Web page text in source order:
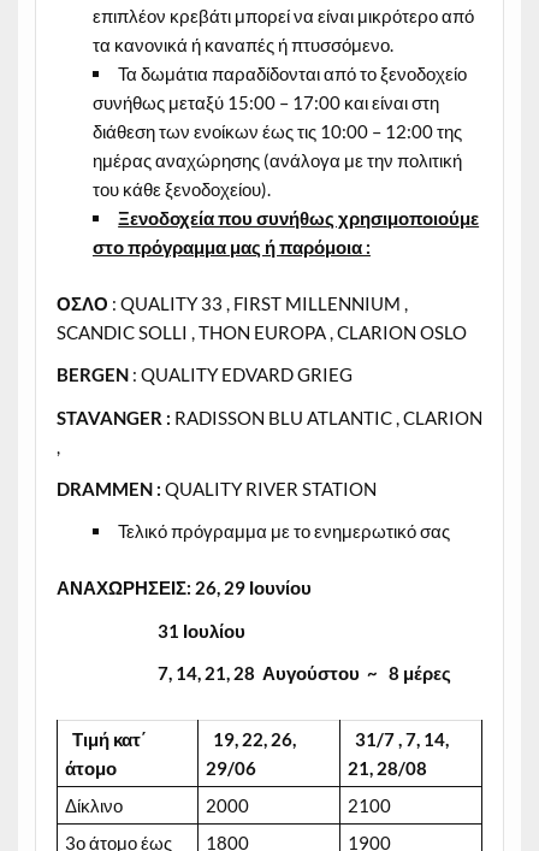
επιπλέον κρεβάτι μπορεί να είναι μικρότερο από
τα κανονικά ή καναπές ή πτυσσόμενο.
Τα δωμάτια παραδίδονται από το ξενοδοχείο
συνήθως μεταξύ 15:00 – 17:00 και είναι στη
διάθεση των ενοίκων έως τις 10:00 – 12:00 της
ημέρας αναχώρησης (ανάλογα με την πολιτική
του κάθε ξενοδοχείου).
Ξενοδοχεία που συνήθως χρησιμοποιούμε
στο πρόγραμμα μας ή παρόμοια :
ΟΣΛΟ : QUALITY 33 , FIRST MILLENNIUM ,
SCANDIC SOLLI , THON EUROPA , CLARION OSLO
BERGEN: QUALITY EDVARD GRIEG
STAVANGER : RADISSON BLU ATLANTIC , CLARION
,
DRAMMEN : QUALITY RIVER STATION
Τελικό πρόγραμμα με το ενημερωτικό σας
ΑΝΑΧΩΡΗΣΕΙΣ: 26, 29 Ιουνίου
31 Ιουλίου
7, 14, 21, 28 Αυγούστου ~ 8 μέρες
Τιμή κατ΄
άτομο
19, 22, 26,
29/06
31/7 , 7, 14,
21, 28/08
Δίκλινο
2000
2100
3ο άτομο έως
1800 1900